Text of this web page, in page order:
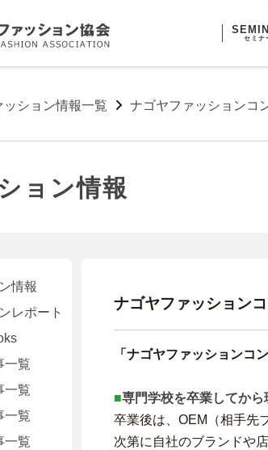
セミナ
ッション情報一覧 ナゴヤファッションコ
ョン情報
ナゴヤファッション
「ナゴヤファッション
■専門学校を卒業してから
卒業後は、OEM（相手先
次第に自社のブランドや
情報
レポート
一覧
一覧
一覧
一覧